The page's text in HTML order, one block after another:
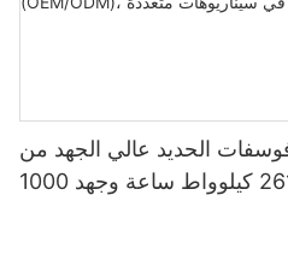
الحديد عالي الجهد من
فوكستك، بسعة 100-261 كيلوواط ساعة وجهد 1000